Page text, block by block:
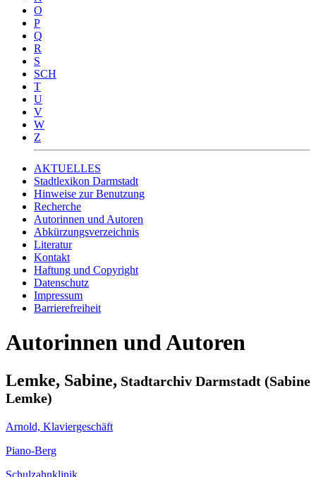
O
P
Q
R
S
SCH
T
U
V
W
Z
AKTUELLES
Stadtlexikon Darmstadt
Hinweise zur Benutzung
Recherche
Autorinnen und Autoren
Abkürzungsverzeichnis
Literatur
Kontakt
Haftung und Copyright
Datenschutz
Impressum
Barrierefreiheit
Autorinnen und Autoren
Lemke, Sabine, Stadtarchiv Darmstadt (Sabine
Lemke)
Arnold, Klaviergeschäft
Piano-Berg
Schulzahnklinik